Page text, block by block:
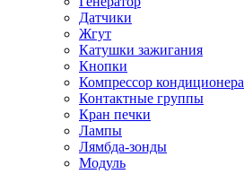
Датчики
Жгут
Катушки зажигания
Кнопки
Компрессор кондиционера
Контактные группы
Кран печки
Лампы
Лямбда-зонды
Модуль